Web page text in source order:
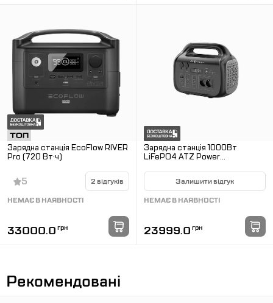
Зарядна станція EcoFlow RIVER
Pro (720 Вт·ч)
5 2 відгуків
НЕМАЄ В НАЯВНОСТІ
33000.0 грн
Зарядна станція 1000Вт
LiFePO4 ATZ Power
Залишити відгук
НЕМАЄ В НАЯВНОСТІ
23999.0 грн
Рекомендовані